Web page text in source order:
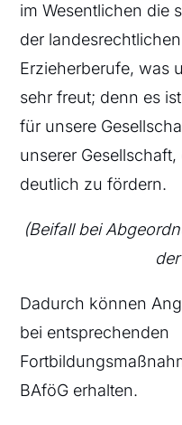
im Wesentlichen die
der
Erzieherberufe, was
sehr freut; denn es
für unsere
unserer
deutlich zu fördern.
(Beifall bei
Dadurch können
bei entsprechenden
BAföG erhalten.